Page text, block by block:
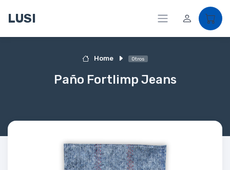
LUSI
Home Otros
Paño Fortlimp Jeans